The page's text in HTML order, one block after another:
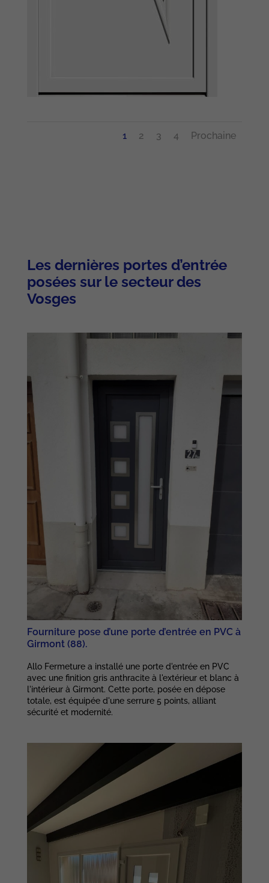
1 2 3 4 Prochaine
Les dernières portes d’entrée
posées sur le secteur des
Vosges
Fourniture pose d’une porte d’entrée en PVC à
Girmont (88).
Allo Fermeture a installé une porte d'entrée en PVC
avec une finition gris anthracite à l'extérieur et blanc à
l'intérieur à Girmont. Cette porte, posée en dépose
totale, est équipée d'une serrure 5 points, alliant
sécurité et modernité.
sont pas
nécessaires au
fonctionnement
du site.
Statistiques
Afin que nous
puissions
améliorer la
fonctionnalité
et la structure
de la façon
utilisé.
Experience
Afin que notre
site Web
votre visite. Si
vous refusez
ces cookies,
certaines
fonctionnalités